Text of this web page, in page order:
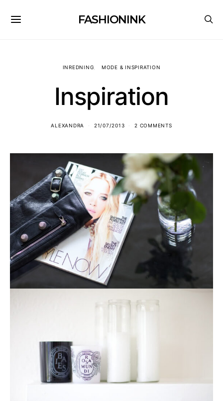
FASHIONINK
INREDNING MODE & INSPIRATION
Inspiration
ALEXANDRA 21/07/2013 2 COMMENTS